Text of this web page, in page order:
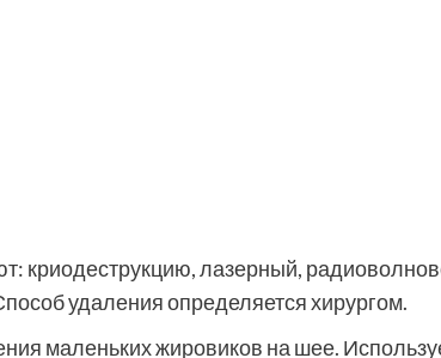
криодеструкцию, лазерный,
удаления определяется хирургом.
маленьких жировиков на шее.